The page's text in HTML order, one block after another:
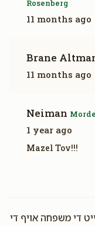
Rosenberg
11 months ago
Brane
11 months ago
Neiman
1 year ago
Mazel Tov!!!
די משפחה אויף די